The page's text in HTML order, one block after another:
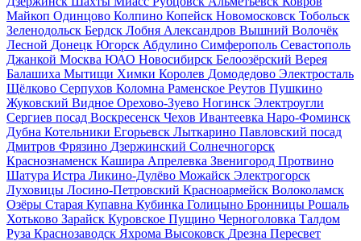
Майкоп Одинцово Колпино Копейск Новомосковск Тобольск
Зеленодольск Бердск Лобня Александров Вышний Волочёк
Лесной Донецк Югорск Абдулино Симферополь Севастополь
Джанкой Москва ЮАО Новосибирск Белоозёрский Верея
Балашиха Мытищи Химки Королев Домодедово Электросталь
Щёлково Серпухов Коломна Раменское Реутов Пушкино
Жуковский Видное Орехово-Зуево Ногинск Электроугли
Сергиев посад Воскресенск Чехов Ивантеевка Наро-Фоминск
Дубна Котельники Егорьевск Лыткарино Павловский посад
Дмитров Фрязино Дзержинский Солнечногорск
Краснознаменск Кашира Апрелевка Звенигород Протвино
Шатура Истра Ликино-Дулёво Можайск Электрогорск
Луховицы Лосино-Петровский Красноармейск Волоколамск
Озёры Старая Купавна Кубинка Голицыно Бронницы Рошаль
Хотьково Зарайск Куровское Пущино Черноголовка Талдом
Руза Краснозаводск Яхрома Высоковск Дрезна Пересвет